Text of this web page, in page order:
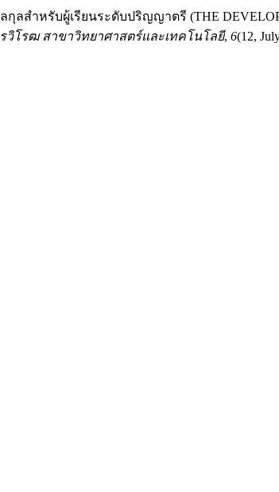
สำหรับผู้เรียนระดับปริญญาตรี (THE
โรฒ สาขาวิทยาศาสตร์และเทคโนโลยี, 6(12,